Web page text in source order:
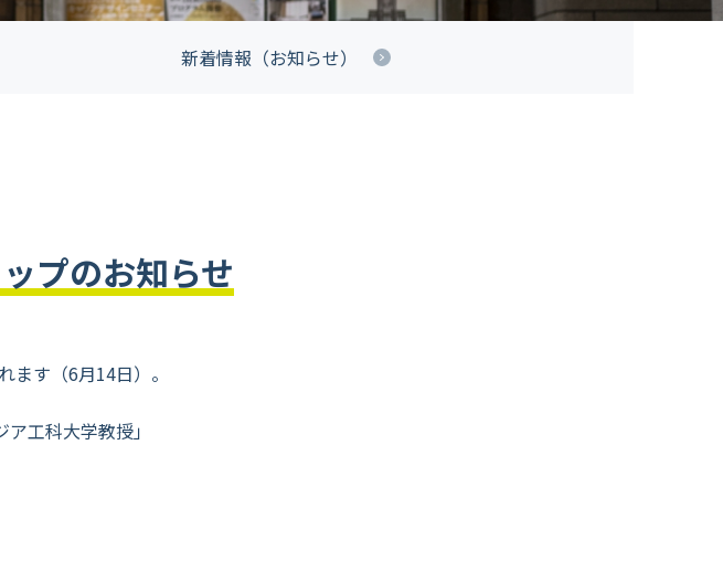
新着情報（お知らせ）
プのお知らせ
す（6月14日）。
工科大学教授」